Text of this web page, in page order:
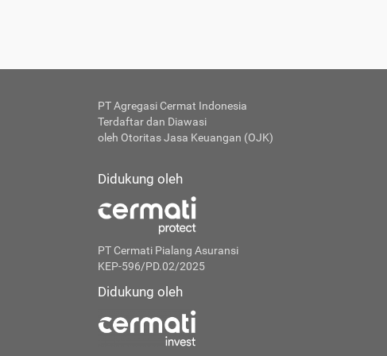
PT Agregasi Cermat Indonesia
Terdaftar dan Diawasi
oleh Otoritas Jasa Keuangan (OJK)
Didukung oleh
PT Cermati Pialang Asuransi
KEP-596/PD.02/2025
Didukung oleh